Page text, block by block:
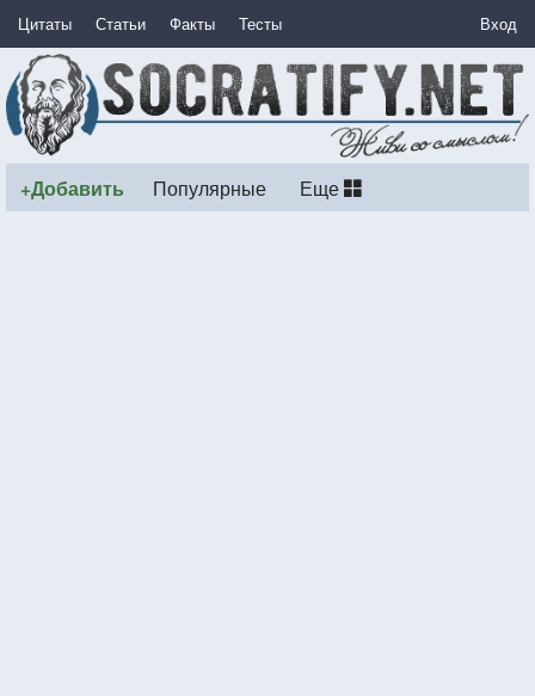
Цитаты Статьи Факты Тесты Вход
+Добавить Популярные Еще